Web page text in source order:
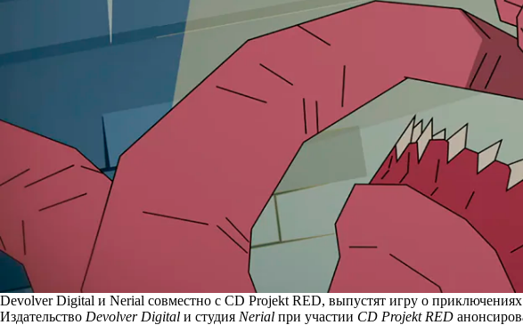
Devolver Digital и Nerial совместно с CD Projekt RED, выпустят игру о
Издательство Devolver Digital и студия Nerial при участии CD Projekt RED